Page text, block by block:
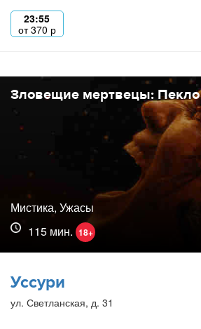
23:55
от370 р
Зловещие мертвецы: Пекло
Мистика, Ужасы
115 мин. 18+
Уссури
ул. Светланская, д. 31